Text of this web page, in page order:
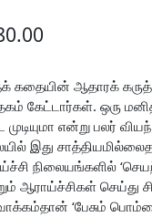
கதையின் ஆதாரக்
கேட்டார்கள். ஒரு
முடியுமா என்று பலர்
இது
நிலையங்களில்
ஆராய்ச்சிகள் செய்து
‘பேசும்